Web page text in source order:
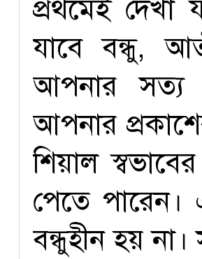
প্রথমেই দেখা
যাবে বন্ধু,
আপনার সত্য
আপনার
শিয়াল
পেতে
বন্ধুহীন হয়